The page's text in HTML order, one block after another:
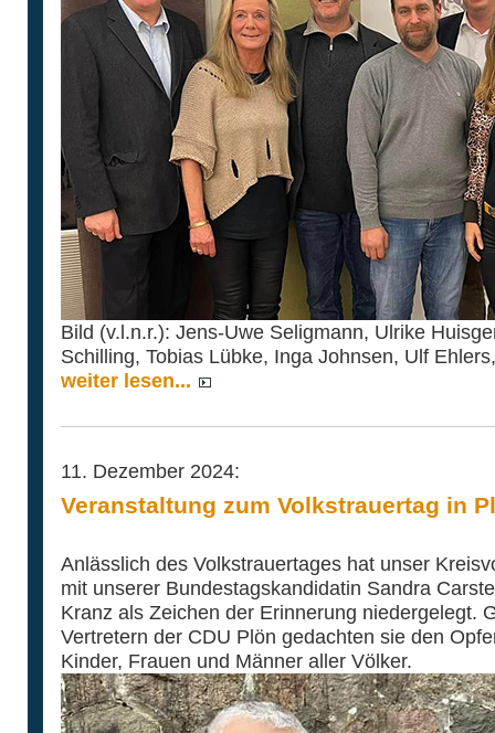
Bild (v.l.n.r.): Jens-Uwe Seligmann, Ulrike
Schilling, Tobias Lübke, Inga Johnsen, Ulf
weiter lesen...
11. Dezember 2024:
Veranstaltung zum Volkstrauertag in
Anlässlich des Volkstrauertages hat unser
mit unserer Bundestagskandidatin Sandra
Kranz als Zeichen der Erinnerung niedergelegt.
Vertretern der CDU Plön gedachten sie den
Kinder, Frauen und Männer aller Völker.